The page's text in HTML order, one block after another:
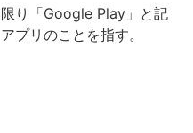
り「Google Play」と記
プリのことを指す。